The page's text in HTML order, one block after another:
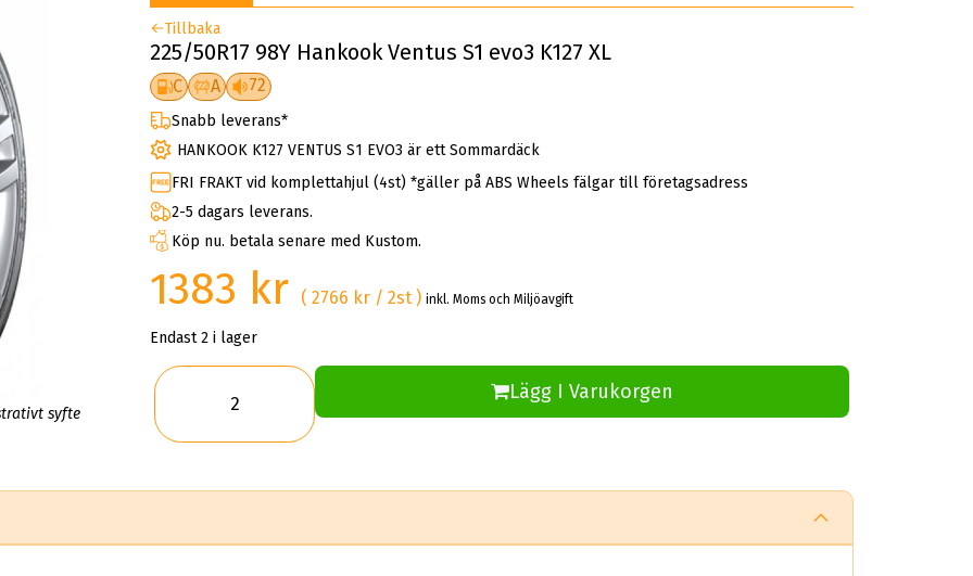
syfte
Tillbaka
225/50R17 98Y Hankook Ventus S1 evo3 K127 XL
C A 72
Snabb leverans*
HANKOOK K127 VENTUS S1 EVO3 är ett Sommardäck
FRI FRAKT vid komplettahjul (4st) *gäller på ABS Wheels fälgar till företagsadress
2-5 dagars leverans.
Köp nu. betala senare med Kustom.
1383 kr ( 2766 kr / 2st )inkl. Moms och Miljöavgift
Endast 2 i lager
Lägg I Varukorgen